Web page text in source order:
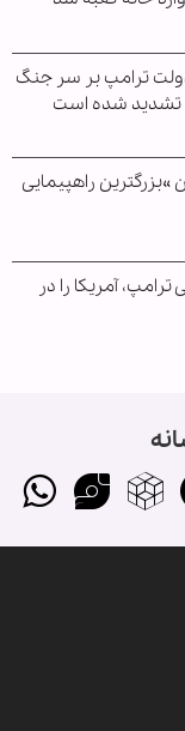
ترامپ بر سر جنگ
تشدید شده است
»بزرگترین راهپیمایی
آمریکا را در